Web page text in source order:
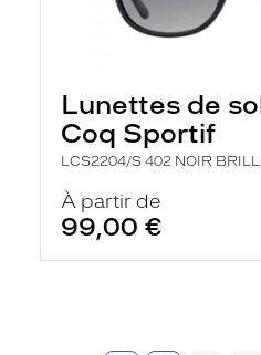
Lunettes de
Coq Sportif
LCS2204/S 402 NOIR
À partir de
99,00 €